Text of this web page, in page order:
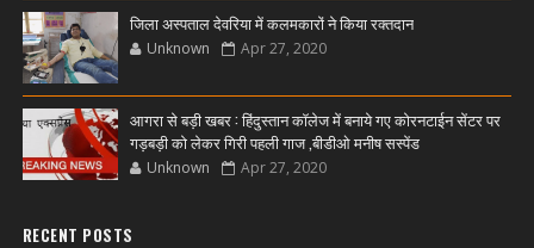
जिला अस्पताल देवरिया में कलमकारों ने किया रक्तदान
Unknown Apr 27, 2020
आगरा से बड़ी खबर : हिंदुस्तान कॉलेज में बनाये गए कोरनटाईन सेंटर पर
गड़बड़ी को लेकर गिरी पहली गाज ,बीडीओ मनीष सस्पेंड
Unknown Apr 27, 2020
RECENT POSTS